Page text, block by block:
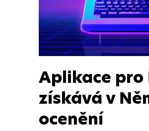
Aplikace pro
získává v
ocenění